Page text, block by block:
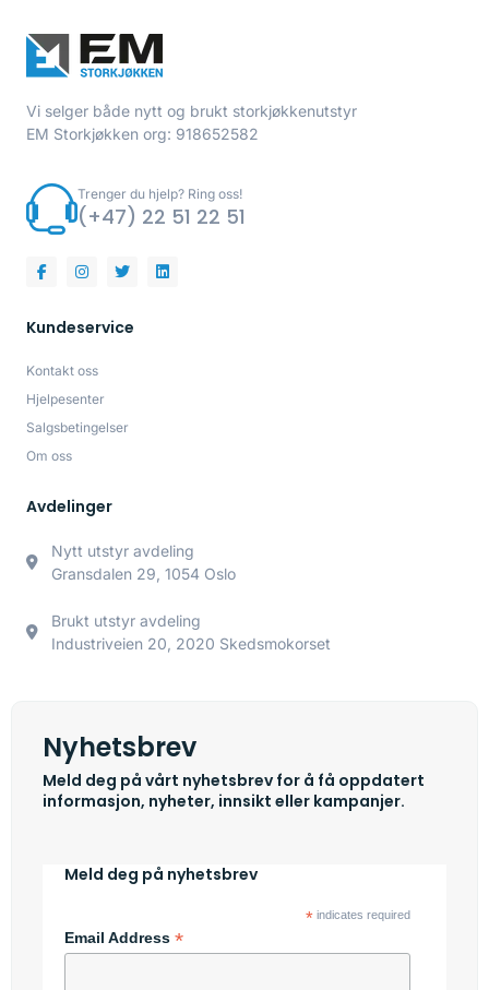
Vi selger både nytt og brukt storkjøkkenutstyr
EM Storkjøkken org: 918652582
Trenger du hjelp? Ring oss!
(+47) 22 51 22 51
Kundeservice
Kontakt oss
Hjelpesenter
Salgsbetingelser
Om oss
Avdelinger
Nytt utstyr avdeling
Gransdalen 29, 1054 Oslo
Brukt utstyr avdeling
Industriveien 20, 2020 Skedsmokorset
Nyhetsbrev
Meld deg på vårt nyhetsbrev for å få oppdatert
informasjon, nyheter, innsikt eller kampanjer.
Meld deg på nyhetsbrev
*indicates required
Email Address *